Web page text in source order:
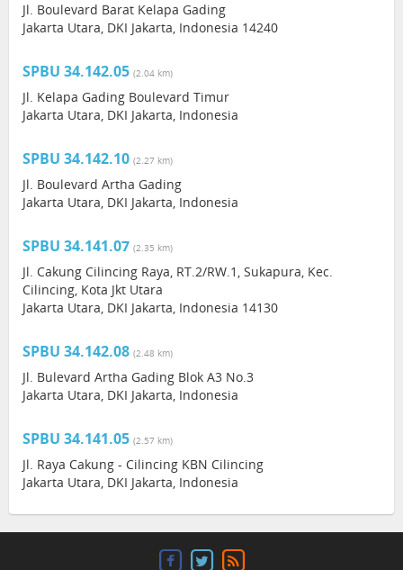
Jl. Boulevard Barat Kelapa Gading
Jakarta Utara, DKI Jakarta, Indonesia 14240
SPBU 34.142.05 (2.04 km)
Jl. Kelapa Gading Boulevard Timur
Jakarta Utara, DKI Jakarta, Indonesia
SPBU 34.142.10 (2.27 km)
Jl. Boulevard Artha Gading
Jakarta Utara, DKI Jakarta, Indonesia
SPBU 34.141.07 (2.35 km)
Jl. Cakung Cilincing Raya, RT.2/RW.1, Sukapura, Kec.
Cilincing, Kota Jkt Utara
Jakarta Utara, DKI Jakarta, Indonesia 14130
SPBU 34.142.08 (2.48 km)
Jl. Bulevard Artha Gading Blok A3 No.3
Jakarta Utara, DKI Jakarta, Indonesia
SPBU 34.141.05 (2.57 km)
Jl. Raya Cakung - Cilincing KBN Cilincing
Jakarta Utara, DKI Jakarta, Indonesia